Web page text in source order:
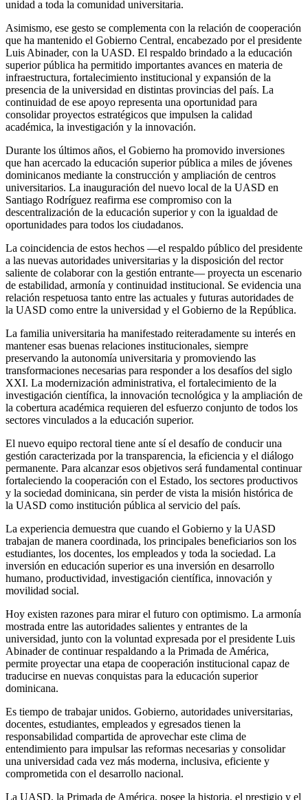
unidad a toda la comunidad universitaria.
Asimismo, ese gesto se complementa con la relación de cooperación
que ha mantenido el Gobierno Central, encabezado por el presidente
Luis Abinader, con la UASD. El respaldo brindado a la educación
superior pública ha permitido importantes avances en materia de
infraestructura, fortalecimiento institucional y expansión de la
presencia de la universidad en distintas provincias del país. La
continuidad de ese apoyo representa una oportunidad para
consolidar proyectos estratégicos que impulsen la calidad
académica, la investigación y la innovación.
Durante los últimos años, el Gobierno ha promovido inversiones
que han acercado la educación superior pública a miles de jóvenes
dominicanos mediante la construcción y ampliación de centros
universitarios. La inauguración del nuevo local de la UASD en
Santiago Rodríguez reafirma ese compromiso con la
descentralización de la educación superior y con la igualdad de
oportunidades para todos los ciudadanos.
La coincidencia de estos hechos —el respaldo público del presidente
a las nuevas autoridades universitarias y la disposición del rector
saliente de colaborar con la gestión entrante— proyecta un escenario
de estabilidad, armonía y continuidad institucional. Se evidencia una
relación respetuosa tanto entre las actuales y futuras autoridades de
la UASD como entre la universidad y el Gobierno de la República.
La familia universitaria ha manifestado reiteradamente su interés en
mantener esas buenas relaciones institucionales, siempre
preservando la autonomía universitaria y promoviendo las
transformaciones necesarias para responder a los desafíos del siglo
XXI. La modernización administrativa, el fortalecimiento de la
investigación científica, la innovación tecnológica y la ampliación de
la cobertura académica requieren del esfuerzo conjunto de todos los
sectores vinculados a la educación superior.
El nuevo equipo rectoral tiene ante sí el desafío de conducir una
gestión caracterizada por la transparencia, la eficiencia y el diálogo
permanente. Para alcanzar esos objetivos será fundamental continuar
fortaleciendo la cooperación con el Estado, los sectores productivos
y la sociedad dominicana, sin perder de vista la misión histórica de
la UASD como institución pública al servicio del país.
La experiencia demuestra que cuando el Gobierno y la UASD
trabajan de manera coordinada, los principales beneficiarios son los
estudiantes, los docentes, los empleados y toda la sociedad. La
inversión en educación superior es una inversión en desarrollo
humano, productividad, investigación científica, innovación y
movilidad social.
Hoy existen razones para mirar el futuro con optimismo. La armonía
mostrada entre las autoridades salientes y entrantes de la
universidad, junto con la voluntad expresada por el presidente Luis
Abinader de continuar respaldando a la Primada de América,
permite proyectar una etapa de cooperación institucional capaz de
traducirse en nuevas conquistas para la educación superior
dominicana.
Es tiempo de trabajar unidos. Gobierno, autoridades universitarias,
docentes, estudiantes, empleados y egresados tienen la
responsabilidad compartida de aprovechar este clima de
entendimiento para impulsar las reformas necesarias y consolidar
una universidad cada vez más moderna, inclusiva, eficiente y
comprometida con el desarrollo nacional.
La UASD, la Primada de América, posee la historia, el prestigio y el